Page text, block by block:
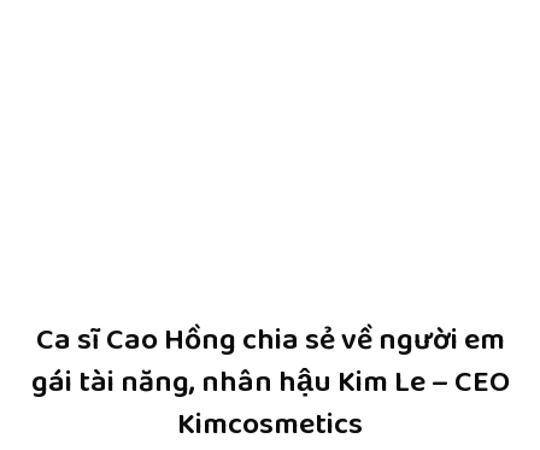
Ca sĩ Cao Hồng chia sẻ về người em
gái tài năng, nhân hậu Kim Le – CEO
Kimcosmetics